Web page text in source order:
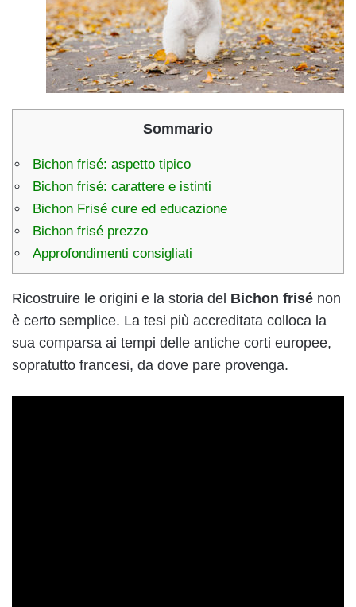
Sommario
Bichon frisé: aspetto tipico
Bichon frisé: carattere e istinti
Bichon Frisé cure ed educazione
Bichon frisé prezzo
Approfondimenti consigliati
Ricostruire le origini e la storia del Bichon frisé non
è certo semplice. La tesi più accreditata colloca la
sua comparsa ai tempi delle antiche corti europee,
sopratutto francesi, da dove pare provenga.